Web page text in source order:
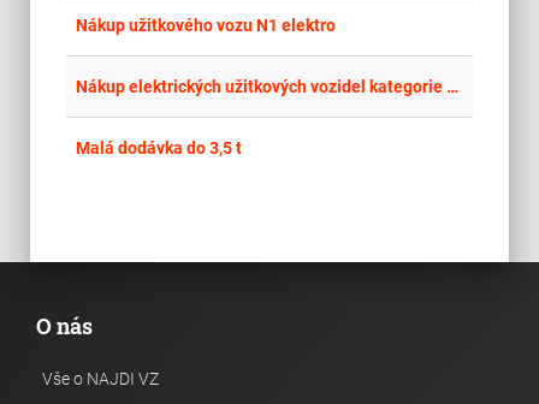
Nákup užitkového vozu N1 elektro
Nákup elektrických užitkových vozidel kategorie N1 (opakovaná)
Malá dodávka do 3,5 t
O nás
Vše o NAJDI VZ